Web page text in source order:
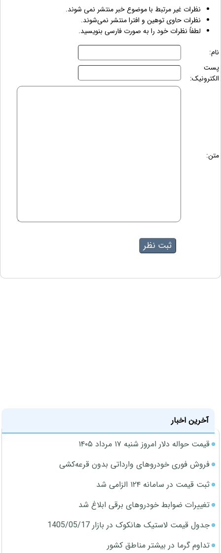
نظرات غیر مرتبط با موضوع خبر منتشر نمی شوند.
نظرات حاوی توهین و افترا منتشر نمی‌شوند.
لطفاً نظرات خود را به صورت فارسی بنویسید.
نام:
پست
الکترونیک:
متن:
آخرین اخبار
قیمت حواله دلار امروز شنبه ۱۷ مرداد ۱۴۰۵
فروش فوری خودروهای وارداتی بدون قرعه‌کشی
ثبت قیمت در سامانه ۱۲۴ الزامی شد
تغییرات ضوابط خودروهای برقی ابلاغ شد
جدول قیمت لاستیک هانکوک در بازار 1405/05/17
تداوم گرما در بیشتر مناطق کشور